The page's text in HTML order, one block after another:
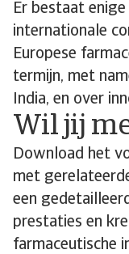
Er bestaat
internationale
Europese
termijn, met
India, en over
Wil jij
Download het
met
een
prestaties en
farmaceutische